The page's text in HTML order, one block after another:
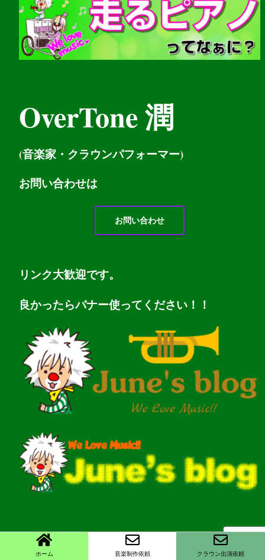
OverTone 潤
(音楽家・クラウンパフォーマー)
お問い合わせは
お問い合わせ
リンク大歓迎です。
良かったらバナー使ってください！！
ホーム 音楽制作依頼 クラウン出演依頼
Copyright© June's blog, 2026 All Rights Reserved.